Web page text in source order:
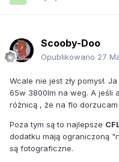
Scooby-Doo
Opublikowano 27
Wcale nie jest zły pomysł.
65w 3800lm na weg. A jeśli
różnicą , że na flo
Poza tym są to najlepsze
dodatku mają ograniczoną
są fotograficzne.